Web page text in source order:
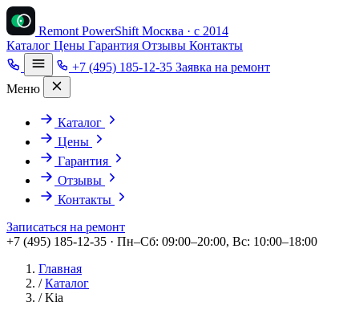
Remont PowerShift Москва · с 2014
Каталог Цены Гарантия Отзывы Контакты
+7 (495) 185-12-35 Заявка на ремонт
Меню
Каталог
Цены
Гарантия
Отзывы
Контакты
Записаться на ремонт
+7 (495) 185-12-35 · Пн–Сб: 09:00–20:00, Вс: 10:00–18:00
Главная
/ Каталог
/ Kia